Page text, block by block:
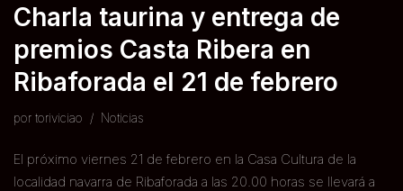
Charla taurina y entrega de
premios Casta Ribera en
Ribaforada el 21 de febrero
por toriviciao Noticias
El próximo viernes 21 de febrero en la Casa Cultura de la
localidad navarra de Ribaforada a las 20.00 horas se llevará a